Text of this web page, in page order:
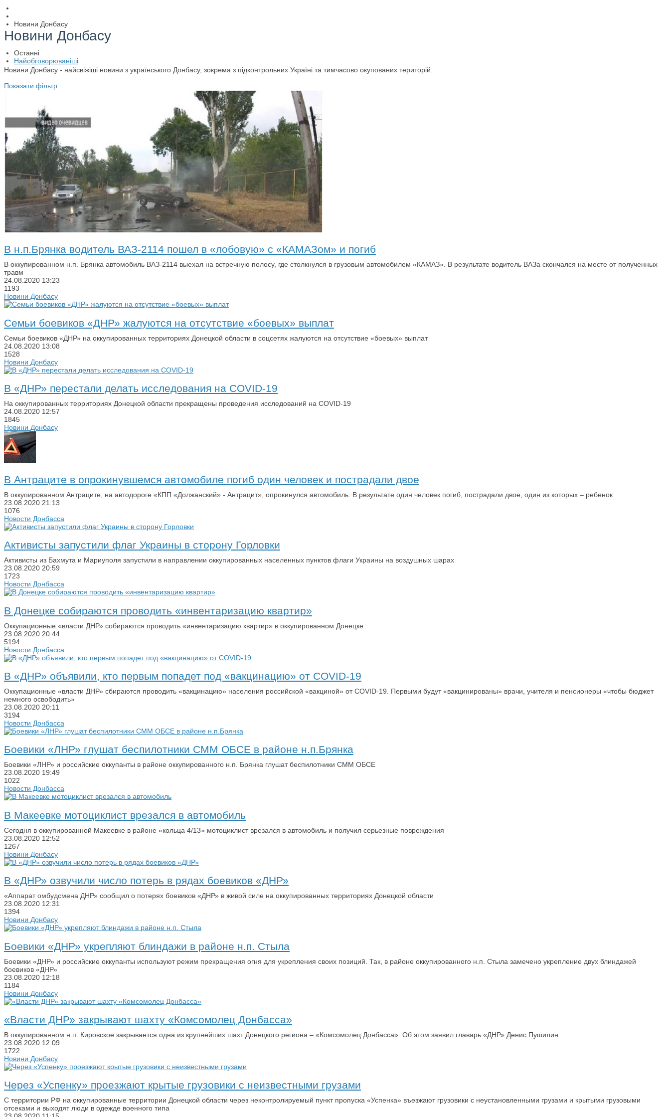
Новини Донбасу
Новини Донбасу
Останні
Найобговорюваніші
Новини Донбасу - найсвіжіші новини з українського Донбасу, зокрема з підконтрольних Україні та тимчасово окупованих територій.
Показати фільтр
В н.п.Брянка водитель ВАЗ-2114 пошел в «лобовую» с «КАМАЗом» и погиб
В оккупированном н.п. Брянка автомобиль ВАЗ-2114 выехал на встречную полосу, где столкнулся в грузовым автомобилем «КАМАЗ». В результате водитель ВАЗа скончался на месте от полученных
травм
24.08.2020 13:23
1193
Новини Донбасу
Семьи боевиков «ДНР» жалуются на отсутствие «боевых» выплат
Семьи боевиков «ДНР» на оккупированных территориях Донецкой области в соцсетях жалуются на отсутствие «боевых» выплат
24.08.2020 13:08
1528
Новини Донбасу
В «ДНР» перестали делать исследования на COVID-19
На оккупированных территориях Донецкой области прекращены проведения исследований на COVID-19
24.08.2020 12:57
1845
Новини Донбасу
В Антраците в опрокинувшемся автомобиле погиб один человек и пострадали двое
В оккупированном Антраците, на автодороге «КПП «Должанский» - Антрацит», опрокинулся автомобиль. В результате один человек погиб, пострадали двое, один из которых – ребенок
23.08.2020 21:13
1076
Новости Донбасса
Активисты запустили флаг Украины в сторону Горловки
Активисты из Бахмута и Мариуполя запустили в направлении оккупированных населенных пунктов флаги Украины на воздушных шарах
23.08.2020 20:59
1723
Новости Донбасса
В Донецке собираются проводить «инвентаризацию квартир»
Оккупационные «власти ДНР» собираются проводить «инвентаризацию квартир» в оккупированном Донецке
23.08.2020 20:44
5194
Новости Донбасса
В «ДНР» объявили, кто первым попадет под «вакцинацию» от COVID-19
Оккупационные «власти ДНР» сбираются проводить «вакцинацию» населения российской «вакциной» от COVID-19. Первыми будут «вакцинированы» врачи, учителя и пенсионеры «чтобы бюджет
немного освободить»
23.08.2020 20:11
3194
Новости Донбасса
Боевики «ЛНР» глушат беспилотники СММ ОБСЕ в районе н.п.Брянка
Боевики «ЛНР» и российские оккупанты в районе оккупированного н.п. Брянка глушат беспилотники СММ ОБСЕ
23.08.2020 19:49
1022
Новости Донбасса
В Макеевке мотоциклист врезался в автомобиль
Сегодня в оккупированной Макеевке в районе «кольца 4/13» мотоциклист врезался в автомобиль и получил серьезные повреждения
23.08.2020 12:52
1267
Новини Донбасу
В «ДНР» озвучили число потерь в рядах боевиков «ДНР»
«Аппарат омбудсмена ДНР» сообщил о потерях боевиков «ДНР» в живой силе на оккупированных территориях Донецкой области
23.08.2020 12:31
1394
Новини Донбасу
Боевики «ДНР» укрепляют блиндажи в районе н.п. Стыла
Боевики «ДНР» и российские оккупанты используют режим прекращения огня для укрепления своих позиций. Так, в районе оккупированного н.п. Стыла замечено укрепление двух блиндажей
боевиков «ДНР»
23.08.2020 12:18
1184
Новини Донбасу
«Власти ДНР» закрывают шахту «Комсомолец Донбасса»
В оккупированном н.п. Кировское закрывается одна из крупнейших шахт Донецкого региона – «Комсомолец Донбасса». Об этом заявил главарь «ДНР» Денис Пушилин
23.08.2020 12:09
1722
Новини Донбасу
Через «Успенку» проезжают крытые грузовики с неизвестными грузами
С территории РФ на оккупированные территории Донецкой области через неконтролируемый пункт пропуска «Успенка» въезжают грузовики с неустановленными грузами и крытыми грузовыми
отсеками и выходят люди в одежде военного типа